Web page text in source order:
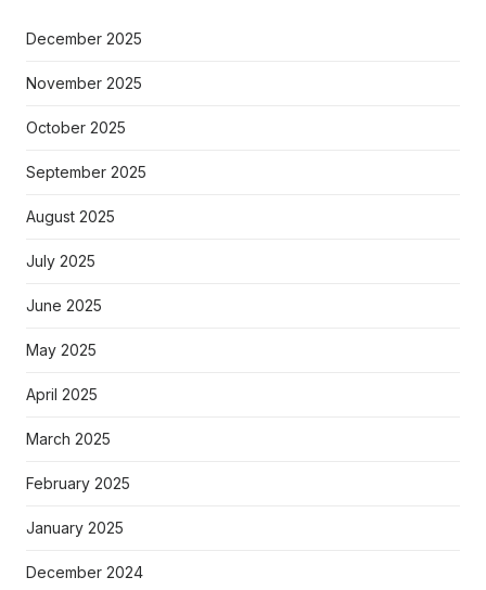
December 2025
November 2025
October 2025
September 2025
August 2025
July 2025
June 2025
May 2025
April 2025
March 2025
February 2025
January 2025
December 2024